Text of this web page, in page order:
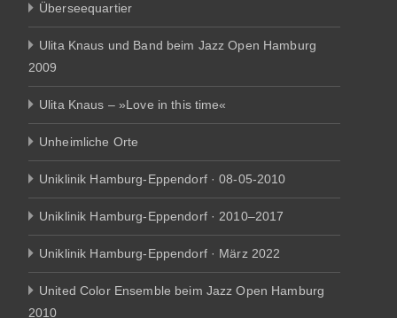
Überseequartier
Ulita Knaus und Band beim Jazz Open Hamburg
2009
Ulita Knaus – »Love in this time«
Unheimliche Orte
Uniklinik Hamburg-Eppendorf · 08-05-2010
Uniklinik Hamburg-Eppendorf · 2010–2017
Uniklinik Hamburg-Eppendorf · März 2022
United Color Ensemble beim Jazz Open Hamburg
2010